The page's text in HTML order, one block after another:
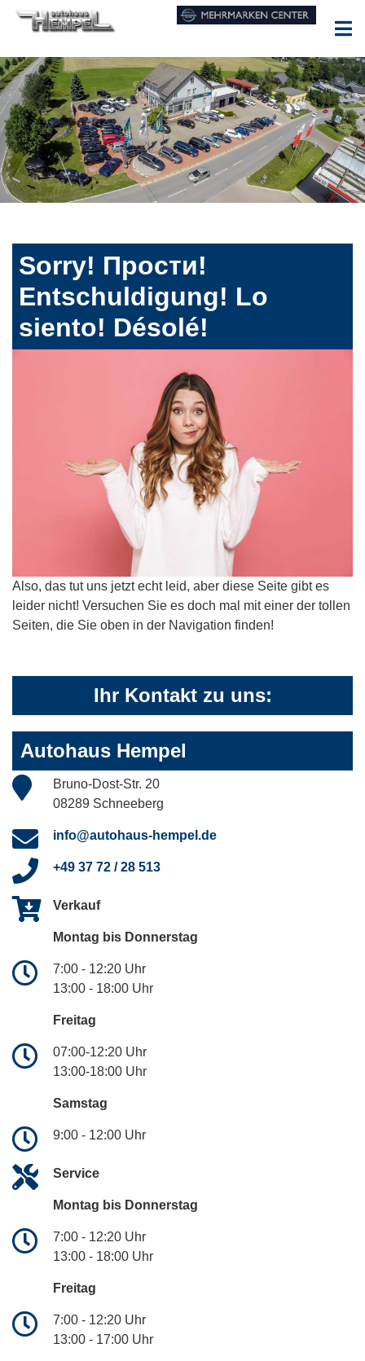
Sorry! Прости!
Entschuldigung! Lo
siento! Désolé!
Also, das tut uns jetzt echt leid, aber diese Seite gibt es
leider nicht! Versuchen Sie es doch mal mit einer der tollen
Seiten, die Sie oben in der Navigation finden!
Ihr Kontakt zu uns:
Autohaus Hempel
Bruno-Dost-Str. 20
08289 Schneeberg
info@autohaus-hempel.de
+49 37 72 / 28 513
Verkauf
Montag bis Donnerstag
7:00 - 12:20 Uhr
13:00 - 18:00 Uhr
Freitag
07:00-12:20 Uhr
13:00-18:00 Uhr
Samstag
9:00 - 12:00 Uhr
Service
Montag bis Donnerstag
7:00 - 12:20 Uhr
13:00 - 18:00 Uhr
Freitag
7:00 - 12:20 Uhr
13:00 - 17:00 Uhr